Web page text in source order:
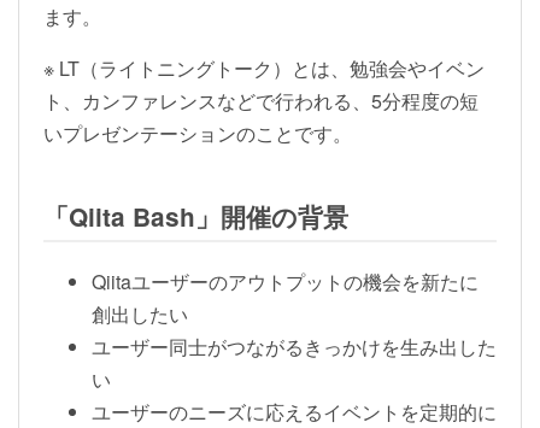
ます。
※ LT（ライトニングトーク）とは、勉強会やイベン
ト、カンファレンスなどで行われる、5分程度の短
いプレゼンテーションのことです。
「Qiita Bash」開催の背景
Qiitaユーザーのアウトプットの機会を新たに
創出したい
ユーザー同士がつながるきっかけを生み出した
い
ユーザーのニーズに応えるイベントを定期的に